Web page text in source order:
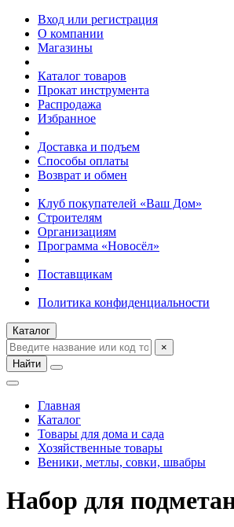
Вход или регистрация
О компании
Магазины
Каталог товаров
Прокат инструмента
Распродажа
Избранное
Доставка и подъем
Способы оплаты
Возврат и обмен
Клуб покупателей «Ваш Дом»
Строителям
Организациям
Программа «Новосёл»
Поставщикам
Политика конфиденциальности
Каталог
×
Найти
Главная
Каталог
Товары для дома и сада
Хозяйственные товары
Веники, метлы, совки, швабры
Набор для